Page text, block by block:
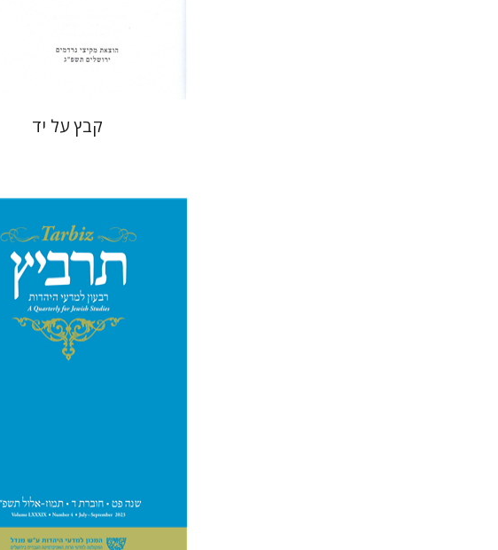
קבץ על יד
יהונתן גארב מיכאל סיגל
$31
$28